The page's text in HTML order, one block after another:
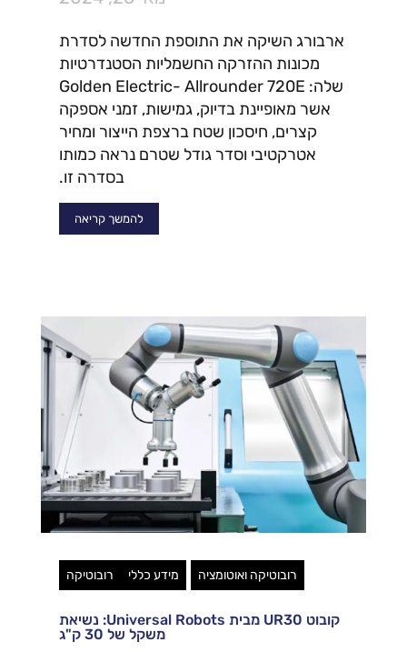
ארבורג השיקה את התוספת החדשה לסדרת
מכונות ההזרקה החשמליות הסטנדרטיות
שלה: Golden Electric- Allrounder 720E
אשר מאופיינת בדיוק, גמישות, זמני אספקה
קצרים, חיסכון שטח ברצפת הייצור ומחיר
אטרקטיבי וסדר גודל שטרם נראה כמותו
בסדרה זו.
להמשך קריאה
רובוטיקה ואוטומציה מידע כללי רובוטיקה
קובוט UR30 מבית Universal Robots: נשיאת
משקל של 30 ק"ג